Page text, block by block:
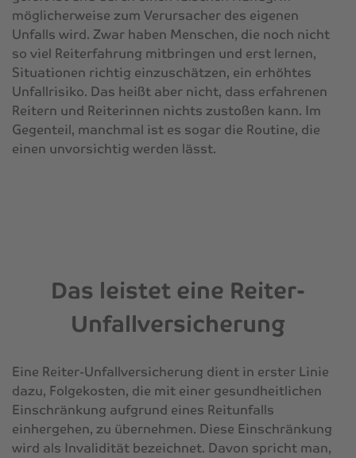
möglicherweise zum Verursacher des eigenen
Unfalls wird. Zwar haben Menschen, die noch nicht
so viel Reiterfahrung mitbringen und erst lernen,
Situationen richtig einzuschätzen, ein erhöhtes
Unfallrisiko. Das heißt aber nicht, dass erfahrenen
Reitern und Reiterinnen nichts zustoßen kann. Im
Gegenteil, manchmal ist es sogar die Routine, die
einen unvorsichtig werden lässt.
Das leistet eine Reiter-
Unfallversicherung
Eine Reiter-Unfallversicherung dient in erster Linie
dazu, Folgekosten, die mit einer gesundheitlichen
Einschränkung aufgrund eines Reitunfalls
einhergehen, zu übernehmen. Diese Einschränkung
wird als Invalidität bezeichnet. Davon spricht man,